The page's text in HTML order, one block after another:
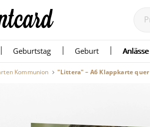
Geburtstag Geburt Anlässe
Kommunion "Littera" – A6 Klappkarte quer